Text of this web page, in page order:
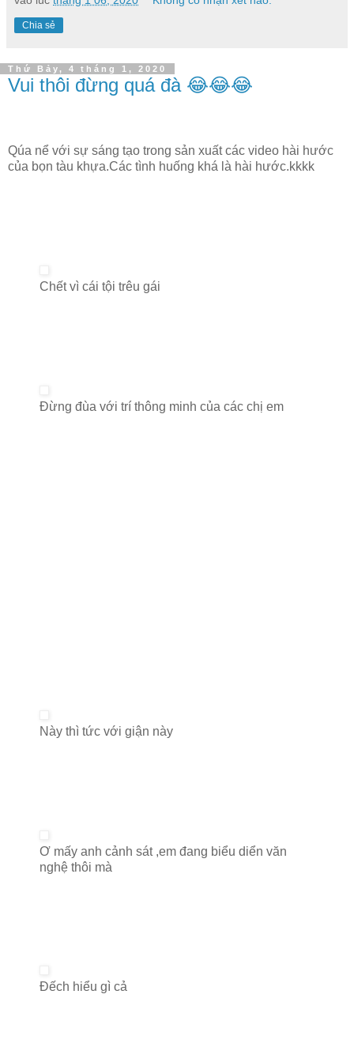
Chia sẻ
Thứ Bảy, 4 tháng 1, 2020
Vui thôi đừng quá đà 😂😂😂
Qúa nể với sự sáng tạo trong sản xuất các video hài hước
của bọn tàu khựa.Các tình huống khá là hài hước.kkkk
Chết vì cái tội trêu gái
Đừng đùa với trí thông minh của các chị em
Này thì tức với giận này
Ơ mấy anh cảnh sát ,em đang biểu diển văn
nghệ thôi mà
Đếch hiểu gì cả